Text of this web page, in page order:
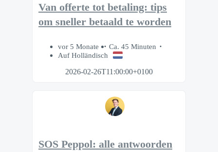
Van offerte tot betaling: tips
om sneller betaald te worden
vor 5 Monate
Ca. 45 Minuten
Auf Holländisch
2026-02-26T11:00:00+0100
SOS Peppol: alle antwoorden